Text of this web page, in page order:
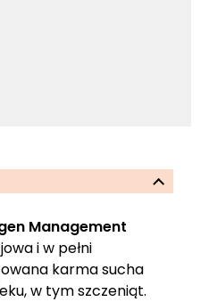
Management
i w pełni
karma sucha
w tym szczeniąt.